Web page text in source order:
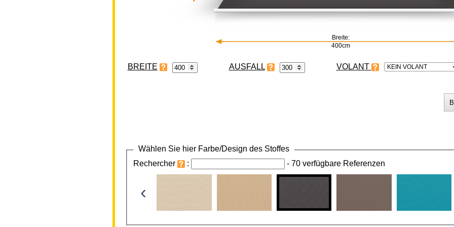
Breite:
400cm
BREITE VOLANT KEIN VOLANT
Wählen Sie hier Farbe/Design des Stoffes
Rechercher
: - 70 verfügbare Referenzen
‹